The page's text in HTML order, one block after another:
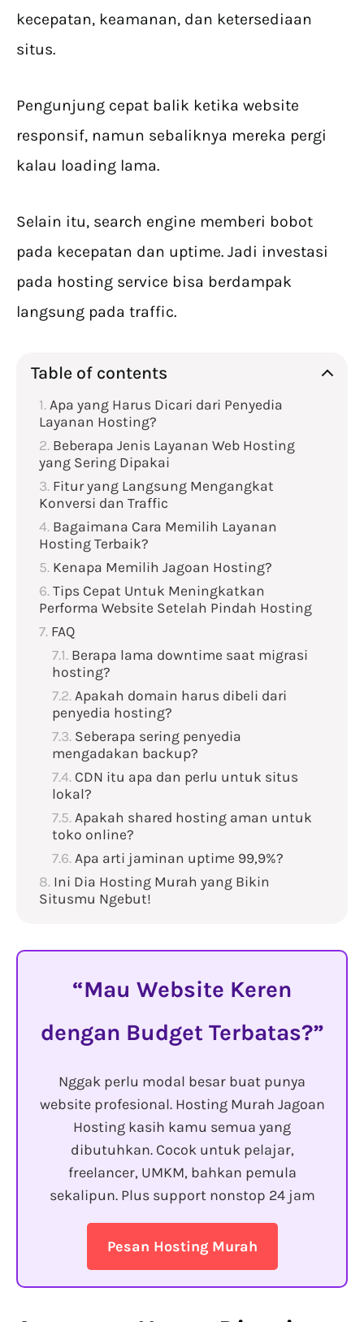
kecepatan, keamanan, dan ketersediaan
situs.
Pengunjung cepat balik ketika website
responsif, namun sebaliknya mereka pergi
kalau loading lama.
Selain itu, search engine memberi bobot
pada kecepatan dan uptime. Jadi investasi
pada hosting service bisa berdampak
langsung pada traffic.
Table of contents
Apa yang Harus Dicari dari Penyedia
Layanan Hosting?
Beberapa Jenis Layanan Web Hosting
yang Sering Dipakai
Fitur yang Langsung Mengangkat
Konversi dan Traffic
Bagaimana Cara Memilih Layanan
Hosting Terbaik?
Kenapa Memilih Jagoan Hosting?
Tips Cepat Untuk Meningkatkan
Performa Website Setelah Pindah Hosting
FAQ
Berapa lama downtime saat migrasi
hosting?
Apakah domain harus dibeli dari
penyedia hosting?
Seberapa sering penyedia
mengadakan backup?
CDN itu apa dan perlu untuk situs
lokal?
Apakah shared hosting aman untuk
toko online?
Apa arti jaminan uptime 99,9%?
Ini Dia Hosting Murah yang Bikin
Situsmu Ngebut!
Mau Website Keren
dengan Budget Terbatas?
Nggak perlu modal besar buat punya
website profesional. Hosting Murah Jagoan
Hosting kasih kamu semua yang
dibutuhkan. Cocok untuk pelajar,
freelancer, UMKM, bahkan pemula
sekalipun. Plus support nonstop 24 jam
Pesan Hosting Murah